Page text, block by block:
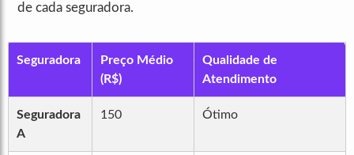
de cada seguradora.
Seguradora
Preço Médio
(R$)
Qualidade de
Atendimento
Seguradora
A
150 Ótimo